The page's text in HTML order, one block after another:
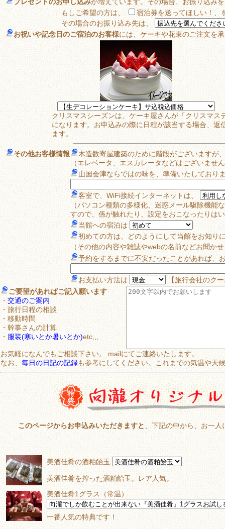
もしご希望の方は、
宿泊券を送ってほしい！、
その場合のお振り込み先は、
お祝いや記念日のご宿泊のお客様には、ケーキや花束のご注文を
クリスマスシーズンは、ケーキ屋さんが「クリスマ
になります。お申込みの際に日程が該当する場合、
ます。
その他お客様情報
木造数寄屋建築のために階段がございますが
（エレベータ、エスカレータなどはございませ
山国会津ならではの味を、準備いたしており
客室で、WiFi接続インターネットは、
（パソコン種類の多様化、迷惑メール駆除機
すので、係が触れたり、設定をおこなったりは
当館への宿泊は
初めての方は、どのようにして当館をお知り
（その他の内容や雑誌やwebの名前などお聞か
予約をするまでに不安だったことがあれば、
お支払い方法は
【旅行会社のク
ご要望があればご記入願います
・ 交通のご案内
・旅行日程の相談
・移動時間
・幹事さんの計算
・ 服装(寒いとか暑いとか)etc,,,
お気軽になんでもご相談下さい。 mailにてご連絡いたします。
なお、 毎日の日記の記録も参考にしてください。これまでの気温や天
このページからお申込みいただきますと 、下記の中から、お一人
美酒佳肴の酒粕飴玉
美酒佳肴を搾った酒粕飴玉。レア人気。
美酒佳肴1グラス（常温）
一番人気の特典です！